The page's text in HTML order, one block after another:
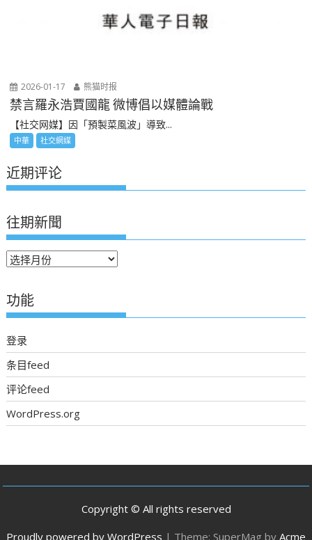
2026-01-17 熊猫时报
禁言羅永浩賈國龍 微博倡以媒體論戰
【社交网媒】因「預製菜風波」導致...
中華 社交網媒
近期评论
往期新聞
往
新
聞
功能
登录
条目feed
评论feed
WordPress.org
Copyright © All rights reserved
Proudly powered by WordPress | Theme: SuperMag by Acme